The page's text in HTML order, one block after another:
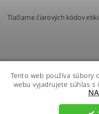
Tlačiarne čiarových kódov
Tento web používa súbory
webu vyjadrujete súhlas